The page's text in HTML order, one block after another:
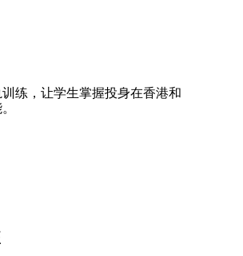
练，让学生掌握投身在香港和